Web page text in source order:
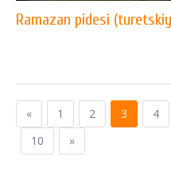
Ramazan pidesi
« 1 2 3 4
10
»